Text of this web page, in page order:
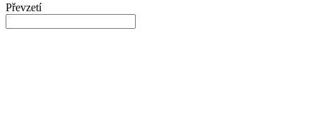
Převzetí